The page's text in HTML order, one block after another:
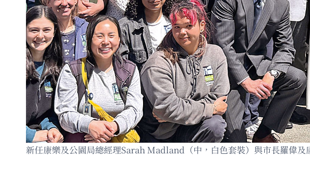
新任康樂及公園局總經理Sarah Madland（中，白色套裝）與市長羅偉